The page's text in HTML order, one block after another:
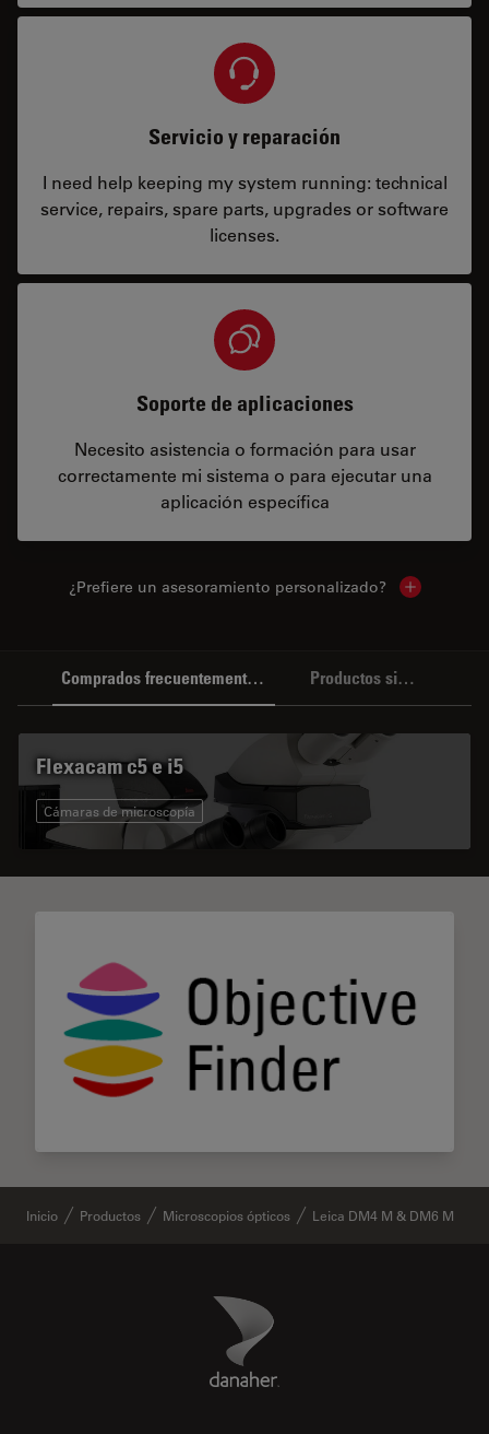
Servicio y reparación
I need help keeping my system running: technical
service, repairs, spare parts, upgrades or software
licenses.
Soporte de aplicaciones
Necesito asistencia o formación para usar
correctamente mi sistema o para ejecutar una
aplicación específica
¿Prefiere un asesoramiento personalizado? Show local
Comprados frecuentemente juntos Productos similares
Flexacam c5 e i5
Cámaras de microscopía
Inicio Productos Microscopios ópticos Leica DM4 M & DM6 M
Danaher Logo